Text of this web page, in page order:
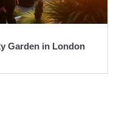
Garden in London